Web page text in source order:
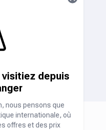
cadeau
cadeaudepuis
nous pensons que
internationale, où
offres et des prix